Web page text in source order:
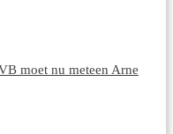
moet nu meteen Arne